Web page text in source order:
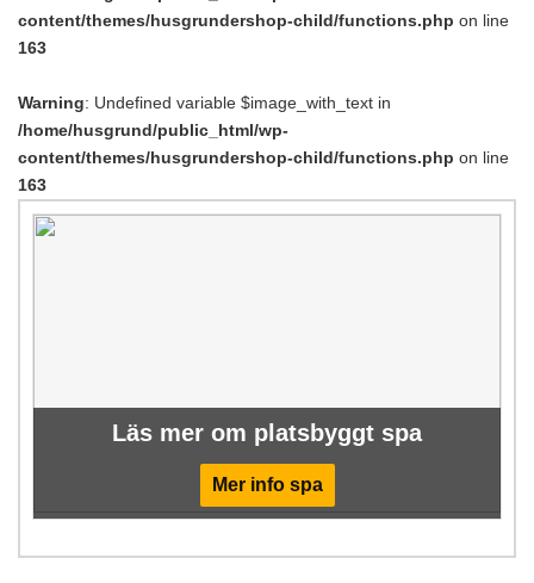
content/themes/husgrundershop-child/functions.php on line
163
Warning: Undefined variable $image_with_text in
/home/husgrund/public_html/wp-
content/themes/husgrundershop-child/functions.php on line
163
Läs mer om platsbyggt spa
Mer info spa